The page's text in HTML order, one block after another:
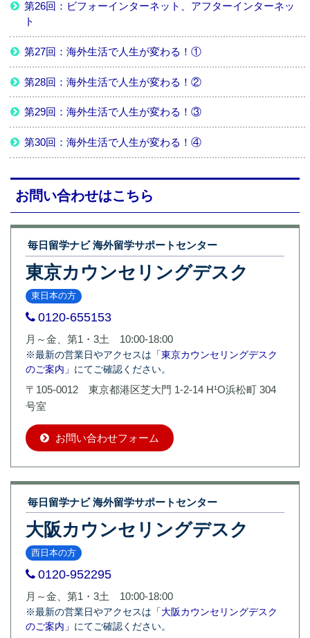
第26回：ビフォーインターネット、アフターインターネッ
ト
第27回：海外生活で人生が変わる！①
第28回：海外生活で人生が変わる！②
第29回：海外生活で人生が変わる！③
第30回：海外生活で人生が変わる！④
お問い合わせはこちら
毎日留学ナビ 海外留学サポートセンター
東京カウンセリングデスク
東日本の方
0120-655153
月～金、第1・3土 10:00-18:00
※最新の営業日やアクセスは 「東京カウンセリングデスク
のご案内」 にてご確認ください。
〒105-0012 東京都港区芝大門 1-2-14 H¹O浜松町 304
号室
お問い合わせフォーム
毎日留学ナビ 海外留学サポートセンター
大阪カウンセリングデスク
西日本の方
0120-952295
月～金、第1・3土 10:00-18:00
※最新の営業日やアクセスは 「大阪カウンセリングデスク
のご案内」 にてご確認ください。